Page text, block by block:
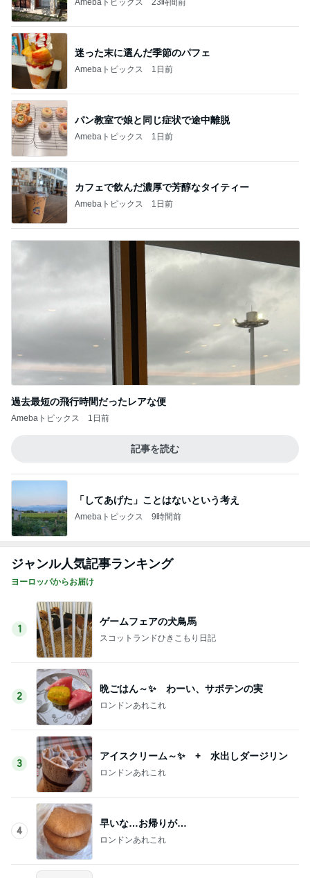
迷った末に選んだ季節のパフェ
Amebaトピックス 1日前
パン教室で娘と同じ症状で途中離脱
Amebaトピックス 1日前
カフェで飲んだ濃厚で芳醇なタイティー
Amebaトピックス 1日前
過去最短の飛行時間だったレアな便
Amebaトピックス 1日前
記事を読む
「してあげた」ことはないという考え
Amebaトピックス 9時間前
ジャンル人気記事ランキング
ヨーロッパからお届け
1
ゲームフェアの犬鳥馬
スコットランドひきこもり日記
2
晩ごはん～✨ わーい、サボテンの実
ロンドンあれこれ
3
アイスクリーム～✨ + 水出しダージリン
ロンドンあれこれ
4
早いな…お帰りが…
ロンドンあれこれ